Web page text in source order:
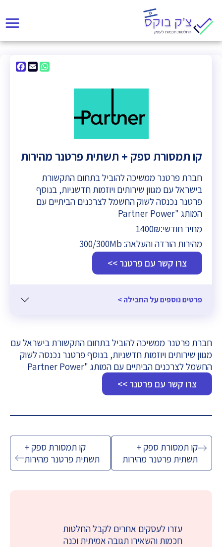
Email
WhatsApp
קו תמסורת ספק + תשתית פרטנר מהירות
חברת פרטנר ממשיכה להוביל בתחום התקשורת
בישראל עם מגוון שירותים ויוזמות חדשניות, בנוסף
פרטנר נכנסה לשוק החשמל לצרכנים הביתיים עם
המותג "Partner Power
מחיר חודשי:1400₪
מהירות הורדה והעלאה:300/300Mb
צרו קשר עם פרטנר >>
פרטים נוספים על החבילה >
חברת פרטנר ממשיכה להוביל בתחום התקשורת בישראל עם
מגוון שירותים ויוזמות חדשניות, בנוסף פרטנר נכנסה לשוק
החשמל לצרכנים הביתיים עם המותג "Partner Power
צרו קשר עם פרטנר >>
ניווט
קו תמסורת ספק +
תשתית פרטנר מהירות
קו תמסורת ספק +
תשתית פרטנר מהירות
עזרו לעסקים אחרים לקבל החלטות
חכמות והשאירו תגובה אמיתית וכנה